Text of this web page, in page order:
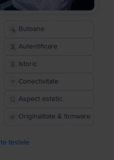
Butoane
Autentificare
Istoric
Conectivitate
Aspect estetic
Originalitate & firmware
testele